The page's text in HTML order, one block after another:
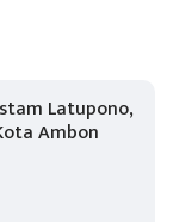
Latupono,
Ambon